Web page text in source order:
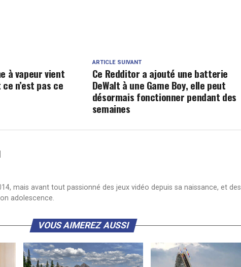
ARTICLE SUIVANT
Ce Redditor a ajouté une batterie
DeWalt à une Game Boy, elle peut
désormais fonctionner pendant des
semaines
à vapeur vient
n’est pas ce
mais avant tout passionné des jeux vidéo depuis sa naissance, et des
adolescence.
VOUS AIMEREZ AUSSI